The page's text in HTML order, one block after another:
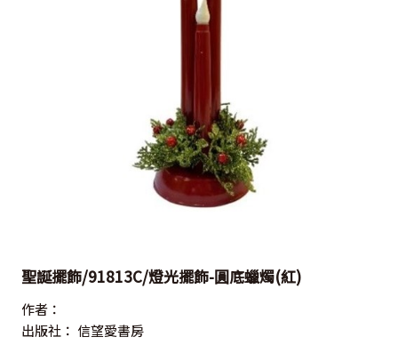
聖誕擺飾/91813C/燈光擺飾-圓底蠟燭(紅)
作者：
出版社： 信望愛書房